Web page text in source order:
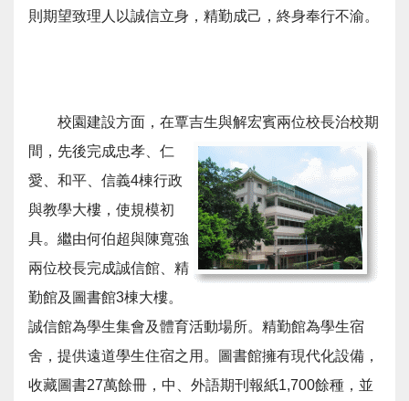
則期望致理人以誠信立身，精勤成己，終身奉行不渝。
校園建設方面，在覃吉生與解宏賓兩位校長治校期
間， 先後完成忠孝、仁
愛、和平、信義4棟行政
與教學大樓，使規模初
具。繼由何伯超與陳寬強
兩位校長完成誠信館、精
勤館及圖書館3棟大樓。
誠信館為學生集會及體育活動場所。精勤館為學生宿
舍，提供遠道學生住宿之用。圖書館擁有現代化設備，
收藏圖書27萬餘冊，中、外語期刊報紙1,700餘種，並